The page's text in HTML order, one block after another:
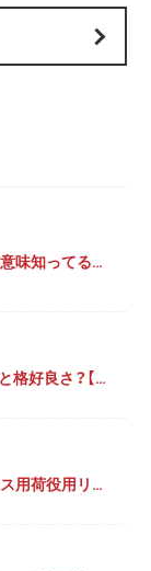
意味知ってる…
格好良さ？【…
ス用荷役用リ…